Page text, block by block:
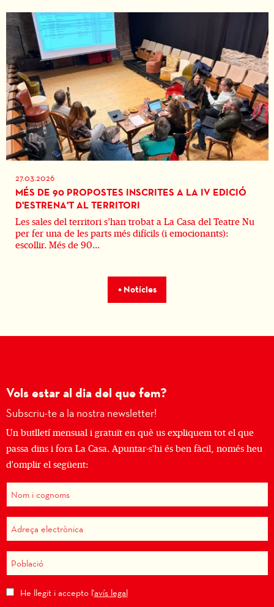
27.03.2026
MÉS DE 90 PROPOSTES INSCRITES A LA IV EDICIÓ
D'ESTRENA'T AL TERRITORI
Les sales del territori s’han trobat a La Casa del Teatre Nu
per fer una de les parts més difícils (i emocionants):
escollir. Més de 90...
+ Notícies
Vols estar al dia del que fem?
Subscriu-te a la nostra newsletter!
Un butlletí mensual i gratuït en què us expliquem tot el que
passa dins i fora La Casa. Apuntar-s'hi és ben fàcil, només heu
d'omplir el següent:
He llegit i accepto l'avís legal